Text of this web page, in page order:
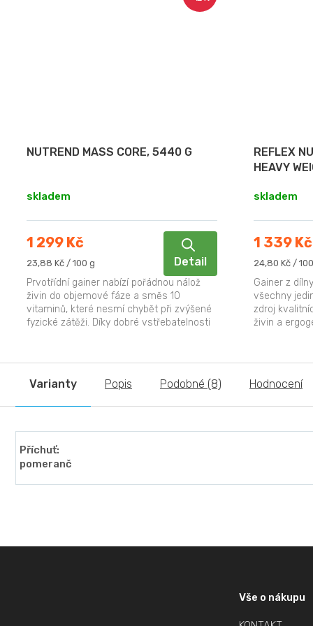
NUTREND MASS CORE, 5440 G
skladem
1 299 Kč
Měrná
23,88 Kč / 100 g Detail
Prvotřídní gainer nabízí pořádnou nálož
živin do objemové fáze a směs 10
vitaminů, které nesmí chybět při zvýšené
fyzické zátěži. Díky dobré vstřebatelnosti
REFLEX
HEAVY
skladem
1 339 Kč
Měrná
24,80 Kč /
Gainer z
všechny
zdroj
živin a
Varianty Popis Podobné (8) Hodnocení
Příchuť:
pomeranč
Vše o nákupu